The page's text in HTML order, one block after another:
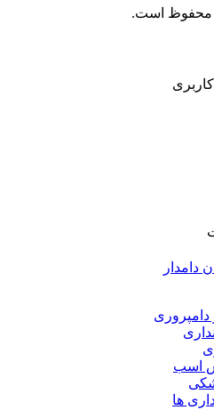
محفوظ است.
دامپروری
اسب
ها